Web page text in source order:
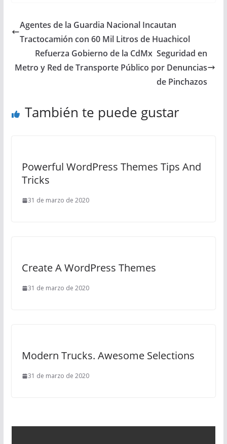
Agentes de la Guardia Nacional Incautan
Tractocamión con 60 Mil Litros de Huachicol
Refuerza Gobierno de la CdMx Seguridad en
Metro y Red de Transporte Público por Denuncias
de Pinchazos
También te puede gustar
Powerful WordPress Themes Tips And
Tricks
31 de marzo de 2020
Create A WordPress Themes
31 de marzo de 2020
Modern Trucks. Awesome Selections
31 de marzo de 2020